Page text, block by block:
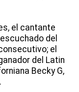
el cantante
del
el
del Latin
Becky G,